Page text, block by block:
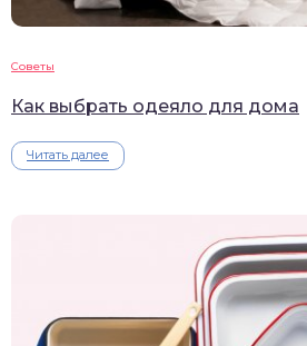
Советы
Как выбрать одеяло для дома
Читать далее